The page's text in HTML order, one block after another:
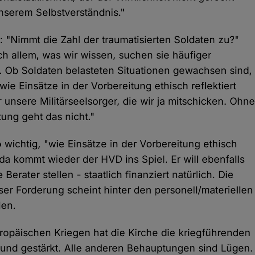
Selbstverständnis."
"Nimmt die Zahl der traumatisierten Soldaten zu?"
allem, was wir wissen, suchen sie häufiger
Soldaten belasteten Situationen gewachsen sind,
Einsätze in der Vorbereitung ethisch reflektiert
Militärseelsorger, die wir ja mitschicken. Ohne
geht das nicht."
wichtig, "wie Einsätze in der Vorbereitung ethisch
kommt wieder der HVD ins Spiel. Er will ebenfalls
Berater stellen - staatlich finanziert natürlich. Die
Forderung scheint hinter den personell/materiellen
Kriegen hat die Kirche die kriegführenden
gestärkt. Alle anderen Behauptungen sind Lügen.